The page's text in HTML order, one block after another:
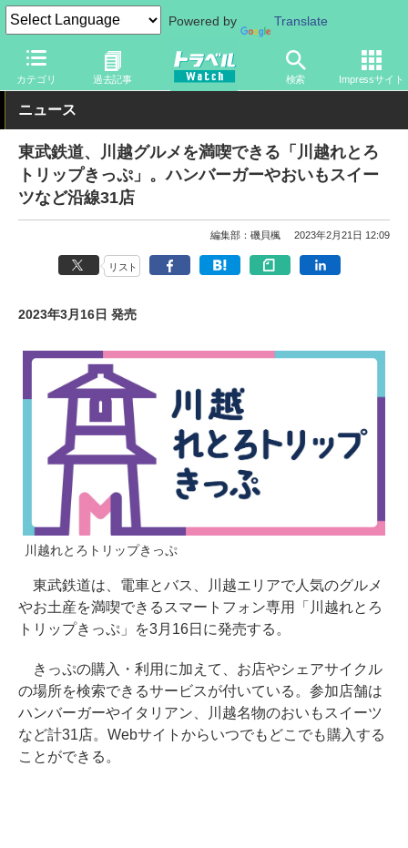
Powered by Translate
カテゴリ 過去記事 検索 Impressサイト
トラベル Watch 旅の方法 鉄旅 電車
ニュース
東武鉄道、川越グルメを満喫できる「川越れとろ
トリップきっぷ」。ハンバーガーやおいもスイー
ツなど沿線31店
編集部：磯貝楓 2023年2月21日 12:09
リスト
2023年3月16日 発売
川越れとろトリップきっぷ
東武鉄道は、電車とバス、川越エリアで人気のグルメ
やお土産を満喫できるスマートフォン専用「川越れとろ
トリップきっぷ」を3月16日に発売する。
きっぷの購入・利用に加えて、お店やシェアサイクル
の場所を検索できるサービスが付いている。参加店舗は
ハンバーガーやイタリアン、川越名物のおいもスイーツ
など計31店。Webサイトからいつでもどこでも購入する
ことができる。